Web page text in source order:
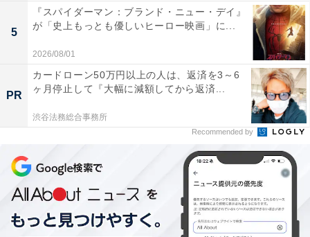
学的な数値でありえない話。ただ実は、昭和の芸能界で
はこういった極秘出産は実際に起きていたことで、そん
な話が今でも都市伝説のように残っているのが由来で
す。
『推しの子』では、このあり得ない芸能ゴシップ的なア
イドルの極秘出産をいきなり入れ込むことで、ファンの
好奇心を一気にあおりました。そういった意味では、ア
イがファンに刺殺される事も含め、強烈な演出で視聴者
をファンタジーの世界に引き込んでいくことに成功して
5
『スパイダーマン：ブランド・ニュー・デイ』
が「史上もっとも優しいヒーロー映画」に...
2026/08/01
PR
カードローン50万円以上の人は、返済を3～6
ヶ月停止して『大幅に減額してから返済...
渋谷法務総合事務所
Recommended by